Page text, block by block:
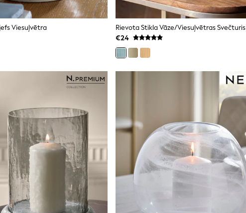
Viesuļvētra
Rievota Stikla Vāze/viesuļvētras Svečturis
€24